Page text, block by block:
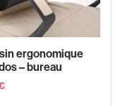
ergonomique
– bureau